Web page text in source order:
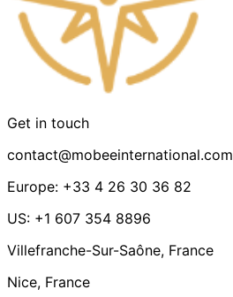
Get in touch
contact@mobeeinternational.com
Europe: +33 4 26 30 36 82
US: +1 607 354 8896
Villefranche-Sur-Saône, France
Nice, France